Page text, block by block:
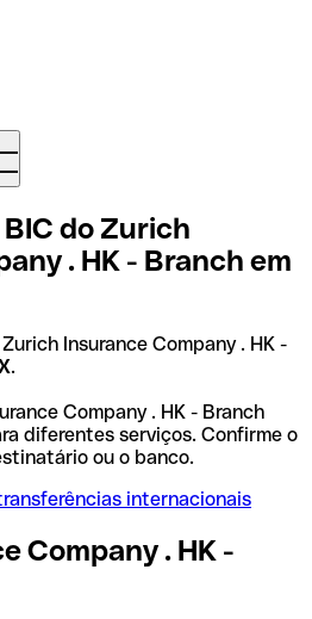
do Zurich
. HK - Branch em
Insurance Company . HK -
.
Company . HK - Branch
diferentes serviços. Confirme o
ou o banco.
internacionais
Company . HK -